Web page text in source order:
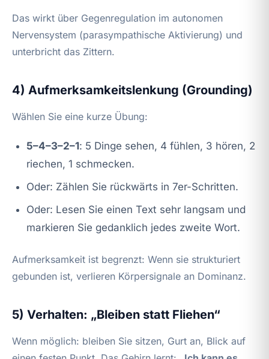
Das wirkt über Gegenregulation im autonomen
Nervensystem (parasympathische Aktivierung) und
unterbricht das Zittern.
4) Aufmerksamkeitslenkung (Grounding)
Wählen Sie eine kurze Übung:
5–4–3–2–1: 5 Dinge sehen, 4 fühlen, 3 hören, 2
riechen, 1 schmecken.
Oder: Zählen Sie rückwärts in 7er-Schritten.
Oder: Lesen Sie einen Text sehr langsam und
markieren Sie gedanklich jedes zweite Wort.
Aufmerksamkeit ist begrenzt: Wenn sie strukturiert
gebunden ist, verlieren Körpersignale an Dominanz.
5) Verhalten: „Bleiben statt Fliehen“
Wenn möglich: bleiben Sie sitzen, Gurt an, Blick auf